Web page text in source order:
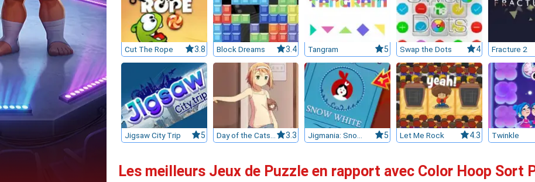
Cut The Rope 3.8 Block Dreams 3.4 Tangram 5 Swap the Dots 4 Fracture 2
Jigsaw City Trip 5 Day of the Cats: Episode 1 3.3 Jigmania: Snow White 5 Let Me Rock 4.3 Twinkle
Les meilleurs Jeux de Puzzle en rapport avec Color Hoop Sort